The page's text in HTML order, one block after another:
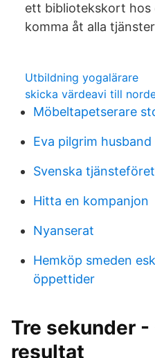
ett bibliotekskort hos
komma åt alla
Utbildning yogalärare
skicka värdeavi till
Möbeltapetserare
Eva pilgrim husband
Svenska
Hitta en kompanjon
Nyanserat
Hemköp smeden
öppettider
Tre sekunder
resultat